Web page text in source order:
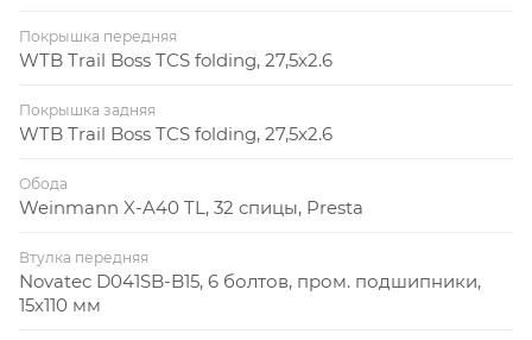
Покрышка передняя
WTB Trail Boss TCS folding, 27,5x2.6
Покрышка задняя
WTB Trail Boss TCS folding, 27,5x2.6
Обода
Weinmann X-A40 TL, 32 cпицы, Presta
Втулка передняя
Novatec D041SB-B15, 6 болтов, пром. подшипники,
15x110 мм